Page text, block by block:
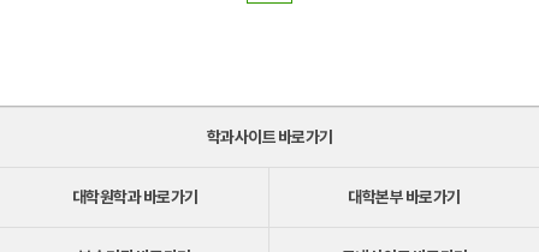
학과사이트 바로가기
대학원학과 바로가기 대학본부 바로가기